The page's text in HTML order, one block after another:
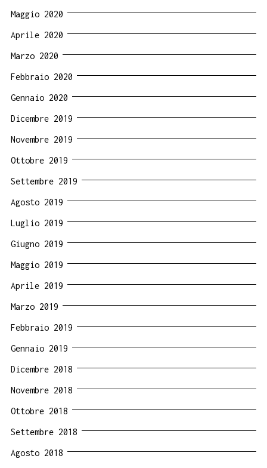
Maggio 2020
Aprile 2020
Marzo 2020
Febbraio 2020
Gennaio 2020
Dicembre 2019
Novembre 2019
Ottobre 2019
Settembre 2019
Agosto 2019
Luglio 2019
Giugno 2019
Maggio 2019
Aprile 2019
Marzo 2019
Febbraio 2019
Gennaio 2019
Dicembre 2018
Novembre 2018
Ottobre 2018
Settembre 2018
Agosto 2018